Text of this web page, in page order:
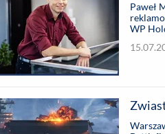
Paweł
WP